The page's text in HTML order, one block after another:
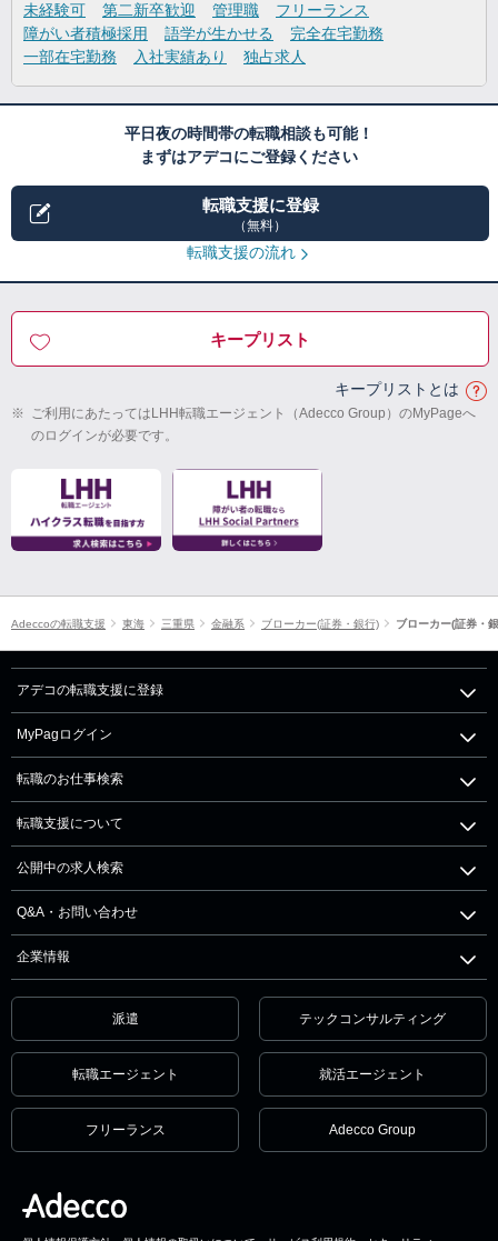
未経験可
第二新卒歓迎 管理職
フリーランス
障がい者積極採用
語学が生かせる
完全在宅勤務
一部在宅勤務
入社実績あり 独占求人
平日夜の時間帯の転職相談も可能！
まずはアデコにご登録ください
転職支援に登録
（無料）
転職支援の流れ
キープリスト
キープリストとは
※ ご利用にあたってはLHH転職エージェント（Adecco Group）のMyPageへ
のログインが必要です。
Adeccoの転職支援 東海 三重県 金融系 ブローカー(証券・銀行) ブローカー(証券・
アデコの転職支援に登録
MyPagログイン
転職のお仕事検索
転職支援について
公開中の求人検索
Q&A・お問い合わせ
企業情報
派遣 テックコンサルティング
転職エージェント 就活エージェント
フリーランス Adecco Group